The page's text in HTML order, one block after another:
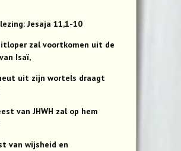
Jesaja 11,1-10
zal voortkomen uit de
Isaï,
uit zijn wortels draagt
van JHWH zal op hem
van wijsheid en